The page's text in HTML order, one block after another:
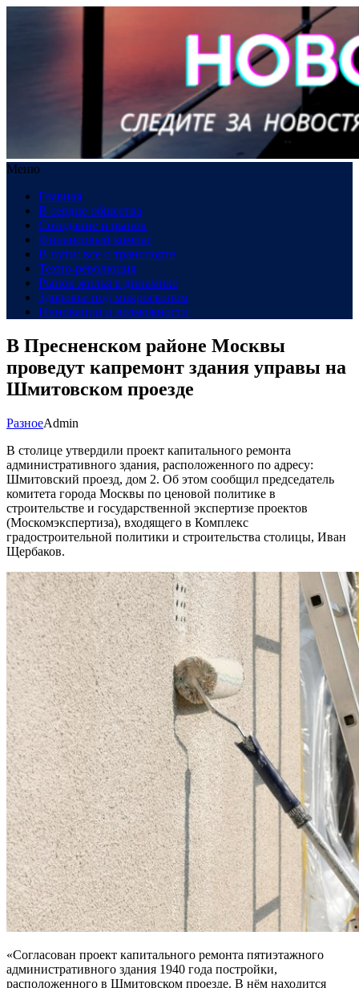
Меню
Главная
В сердце общества
Созидание и рынок
Финансовый компас
В пути: все о транспорте
Техно-революция
Рынок жилья в динамике
Здоровье под микроскопом
Инновации и возможности
В Пресненском районе Москвы
проведут капремонт здания управы на
Шмитовском проезде
РазноеAdmin
В столице утвердили проект капитального ремонта
административного здания, расположенного по адресу:
Шмитовский проезд, дом 2. Об этом сообщил председатель
комитета города Москвы по ценовой политике в
строительстве и государственной экспертизе проектов
(Москомэкспертиза), входящего в Комплекс
градостроительной политики и строительства столицы, Иван
Щербаков.
«Согласован проект капитального ремонта пятиэтажного
административного здания 1940 года постройки,
расположенного в Шмитовском проезде. В нём находится